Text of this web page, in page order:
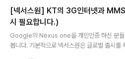
[넥서스원] KT의 3G인터넷과
시 필요합니다.)
Google의 Nexus one을 개인인증 하신 분들
봅니다. 기본적으로 넥서스원은 글로벌 출시를